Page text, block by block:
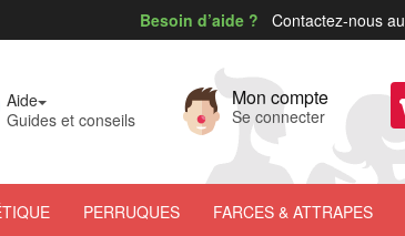
Besoin d’aide ? Contactez-nous au
Aide
Guides et conseils
Mon compte
Se connecter
PERRUQUES FARCES & ATTRAPES